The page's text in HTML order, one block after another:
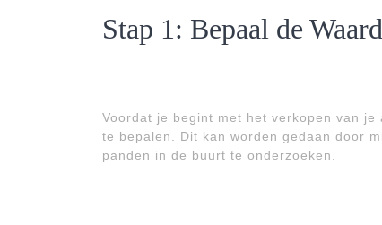
Stap 1: Bepaal de
Voordat je begint met het verkopen van
te bepalen. Dit kan worden gedaan door
panden in de buurt te onderzoeken.